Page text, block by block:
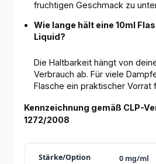
fruchtigen Geschmack zu
Wie lange hält eine 10ml
Liquid?
Die Haltbarkeit hängt von
Verbrauch ab. Für viele
Flasche ein praktischer Vorrat
Kennzeichnung gemäß CLP-
1272/2008
0 mg/ml